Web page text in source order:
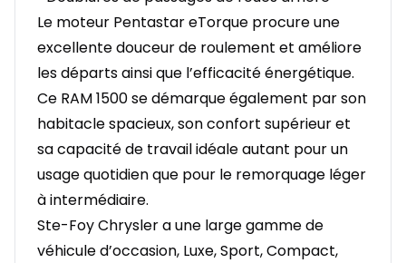
Le moteur Pentastar eTorque procure une
excellente douceur de roulement et améliore
les départs ainsi que l’efficacité énergétique.
Ce RAM 1500 se démarque également par son
habitacle spacieux, son confort supérieur et
sa capacité de travail idéale autant pour un
usage quotidien que pour le remorquage léger
à intermédiaire.
Ste-Foy Chrysler a une large gamme de
véhicule d’occasion, Luxe, Sport, Compact,